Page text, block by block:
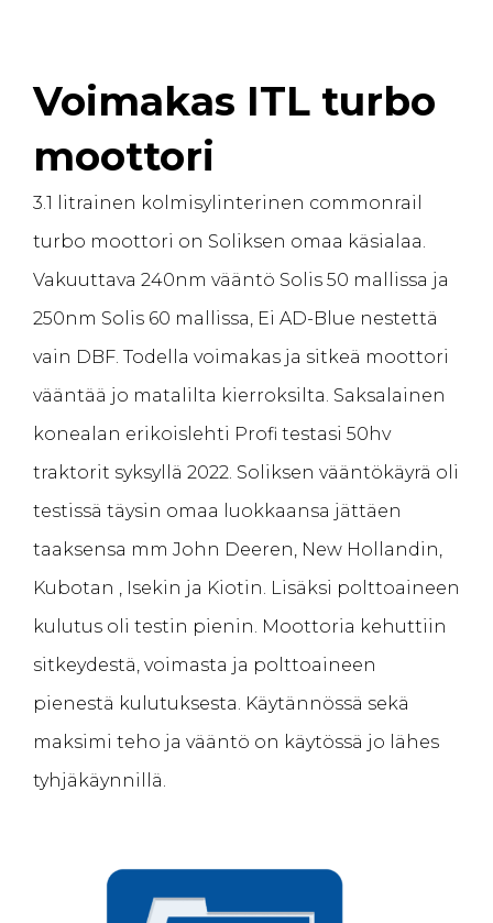
Voimakas ITL turbo
moottori
3.1 litrainen kolmisylinterinen commonrail
turbo moottori on Soliksen omaa käsialaa.
Vakuuttava 240nm vääntö Solis 50 mallissa ja
250nm Solis 60 mallissa, Ei AD-Blue nestettä
vain DBF. Todella voimakas ja sitkeä moottori
vääntää jo matalilta kierroksilta. Saksalainen
konealan erikoislehti Profi testasi 50hv
traktorit syksyllä 2022. Soliksen vääntökäyrä oli
testissä täysin omaa luokkaansa jättäen
taaksensa mm John Deeren, New Hollandin,
Kubotan , Isekin ja Kiotin. Lisäksi polttoaineen
kulutus oli testin pienin. Moottoria kehuttiin
sitkeydestä, voimasta ja polttoaineen
pienestä kulutuksesta. Käytännössä sekä
maksimi teho ja vääntö on käytössä jo lähes
tyhjäkäynnillä.